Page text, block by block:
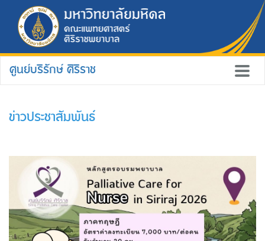
ศูนย์บริรักษ์ ศิริราช
ข่าวประชาสัมพันธ์